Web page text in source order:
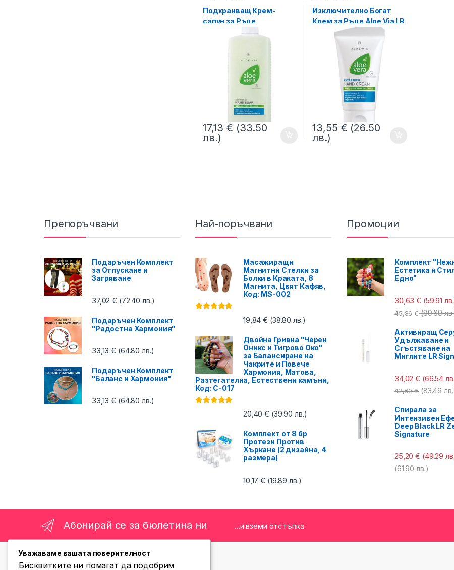
Подхранващ Крем-
сапун за Ръце,
Пълнител Aloe Via LR
17,13€ (33.50
лв.)
Изключително Богат
Крем за Ръце Aloe Via LR
13,55 € (26.50
лв.)
Препоръчвани
Подаръчен Комплект
за Отпускане и
Загряване
37,02€ (72.40 лв.)
Подаръчен Комплект
"Радостна Хармония"
33,13€ (64.80 лв.)
Подаръчен Комплект
"Баланс и Хармония"
33,13€ (64.80 лв.)
Най-поръчвани
Масажиращи
Магнитни Стелки за
Болки в Краката, 8
Магнита, Цвят Кафяв,
Код: MS-002
19,84€ (38.80 лв.)
Двойна Гривна "Черен
Оникс и Тигрово Око"
за Балансиране на
Чакрите и Повече
Хармония, Матова,
Разтегателна, Естествени камъни,
Код: C-017
20,40€ (39.90 лв.)
Комплект от 8 бр
Протези Против
Хъркане (2 дизайна, 4
размера)
10,17€ (19.89 лв.)
Промоции
Комплект
Естетика и
Едно"
30,63€ (59.91
45,86€ (89.69
Активиращ
Удължаване и
Сгъстяване на
Миглите LR
34,02€ (66.54
42,69€ (83.49
Спирала за
Интензивен
Deep Black LR
Signature
25,20€ (49.29
(61.90 лв.)
Абонирай се за бюлетина ни ...и вземи отстъпка
Уважаваме вашата поверителност
Бисквитките ни помагат да подобрим